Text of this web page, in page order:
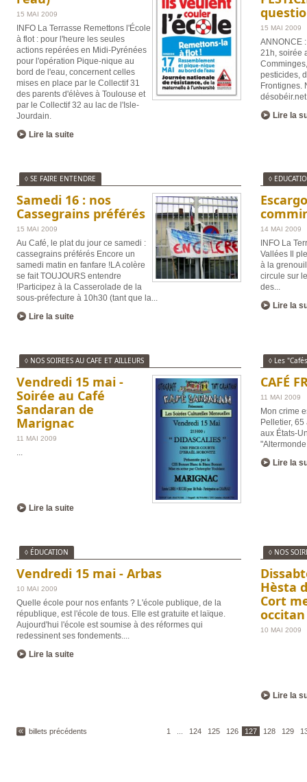
15 MAI 2009
INFO La Terrasse Remettons l'École
à flot : pour l'heure les seules
actions repérées en Midi-Pyrénées
pour l'opération Pique-nique au
bord de l'eau, concernent celles
mises en place par le Collectif 31
des parents d'élèves à Toulouse et
par le Collectif 32 au lac de l'Isle-
Jourdain.
Lire la suite
15 MAI 2009
ANNONCE
21h, soirée
pesticides,
Frontignes.
désobéir.net
Lire la
◊ SE FAIRE ENTENDRE
Samedi 16 : nos
Cassegrains préférés
15 MAI 2009
Au Café, le plat du jour ce samedi :
cassegrains préférés Encore un
samedi matin en fanfare !LA colère
se fait TOUJOURS entendre
!Participez à la Casserolade de la
sous-préfecture à 10h30 (tant que la
Lire la suite
◊
14 MAI 2009
INFO La
Vallées Il
à la
circule sur
des...
Lire la
◊ NOS SOIREES AU CAFE ET AILLEURS
Vendredi 15 mai -
Soirée au Café
Sandaran de
Marignac
11 MAI 2009
Lire la suite
◊ Les
CAFÉ
11 MAI 2009
Mon crime
Pelletier,
aux États-
Lire la
◊ ÉDUCATION
Vendredi 15 mai - Arbas
10 MAI 2009
Quelle école pour nos enfants ? L'école publique, de la
république, est l'école de tous. Elle est gratuite et laïque.
Aujourd'hui l'école est soumise à des réformes qui
redessinent ses fondements....
Lire la suite
◊ NOS
Hèsta
Cort
occitan
10 MAI 2009
Lire la
billets précédents 1 124 125 126 127 128 129